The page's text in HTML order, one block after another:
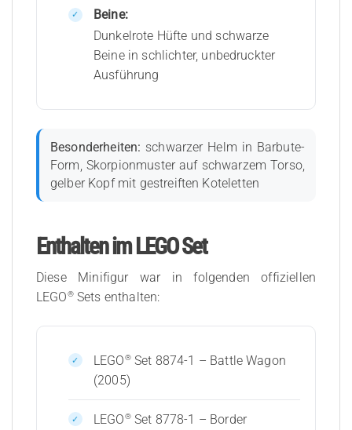
Beine:
Dunkelrote Hüfte und schwarze
Beine in schlichter, unbedruckter
Ausführung
Besonderheiten: schwarzer Helm in Barbute-
Form, Skorpionmuster auf schwarzem Torso,
gelber Kopf mit gestreiften Koteletten
Enthalten im LEGO Set
Diese Minifigur war in folgenden offiziellen
LEGO®Sets enthalten:
LEGO®Set 8874-1 – Battle Wagon
(2005)
LEGO®Set 8778-1 – Border